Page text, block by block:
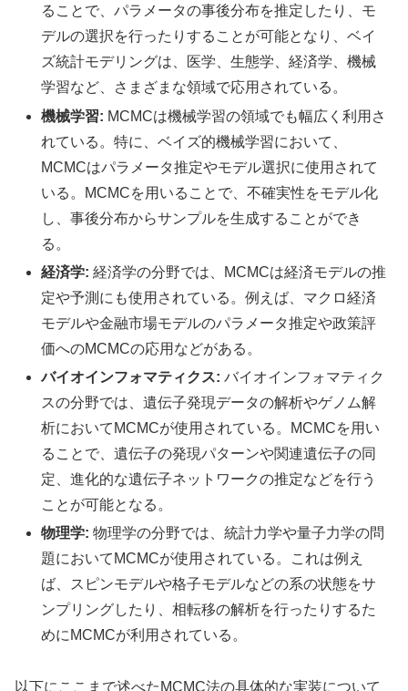
ることで、パラメータの事後分布を推定したり、モ
デルの選択を行ったりすることが可能となり、ベイ
ズ統計モデリングは、医学、生態学、経済学、機械
学習など、さまざまな領域で応用されている。
機械学習: MCMCは機械学習の領域でも幅広く利用さ
れている。特に、ベイズ的機械学習において、
MCMCはパラメータ推定やモデル選択に使用されて
いる。MCMCを用いることで、不確実性をモデル化
し、事後分布からサンプルを生成することができ
る。
経済学: 経済学の分野では、MCMCは経済モデルの推
定や予測にも使用されている。例えば、マクロ経済
モデルや金融市場モデルのパラメータ推定や政策評
価へのMCMCの応用などがある。
バイオインフォマティクス: バイオインフォマティク
スの分野では、遺伝子発現データの解析やゲノム解
析においてMCMCが使用されている。MCMCを用い
ることで、遺伝子の発現パターンや関連遺伝子の同
定、進化的な遺伝子ネットワークの推定などを行う
ことが可能となる。
物理学: 物理学の分野では、統計力学や量子力学の問
題においてMCMCが使用されている。これは例え
ば、スピンモデルや格子モデルなどの系の状態をサ
ンプリングしたり、相転移の解析を行ったりするた
めにMCMCが利用されている。
以下にここまで述べたMCMC法の具体的な実装について